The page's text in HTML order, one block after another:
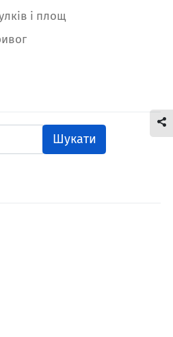
і площ
Шукати